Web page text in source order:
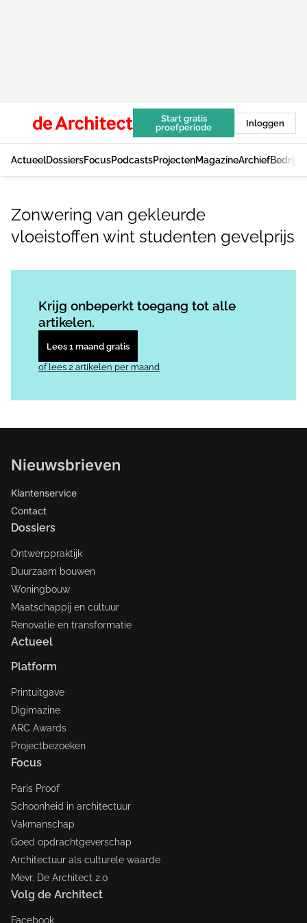
Start gratis
proefperiode
Inloggen
ActueelDossiersFocusPodcastsProjectenMagazineArchief
Zonwering van gekleurde
vloeistoffen wint studenten gevelprijs
Krijg onbeperkt toegang tot alle
artikelen.
Lees 1 maand gratis
of lees 2 artikelen per maand
Nieuwsbrieven
Klantenservice
Contact
Dossiers
Ontwerppraktijk
Duurzaam bouwen
Woningbouw
Maatschappij en cultuur
Renovatie en transformatie
Actueel
Platform
Printuitgave
Digimazine
ARC Awards
Projectbezoeken
Focus
Paris Proof
Schoonheid in architectuur
Vakmanschap
Goed opdrachtgeverschap
Architectuur als culturele waarde
Mevr. De Architect 2.0
Volg de Architect
Facebook